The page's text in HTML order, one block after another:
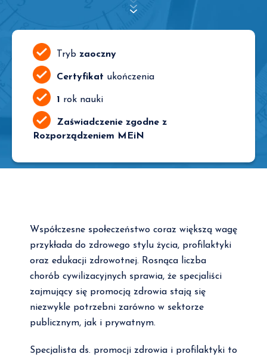
Tryb zaoczny
Certyfikat ukończenia
1 rok nauki
Zaświadczenie zgodne z
Rozporządzeniem MEiN
Współczesne społeczeństwo coraz większą wagę
przykłada do zdrowego stylu życia, profilaktyki
oraz edukacji zdrowotnej. Rosnąca liczba
chorób cywilizacyjnych sprawia, że specjaliści
zajmujący się promocją zdrowia stają się
niezwykle potrzebni zarówno w sektorze
publicznym, jak i prywatnym.
Specjalista ds. promocji zdrowia i profilaktyki to